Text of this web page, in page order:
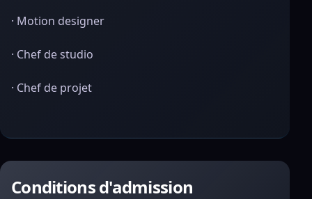
· Motion designer
· Chef de studio
· Chef de projet
Conditions d'admission